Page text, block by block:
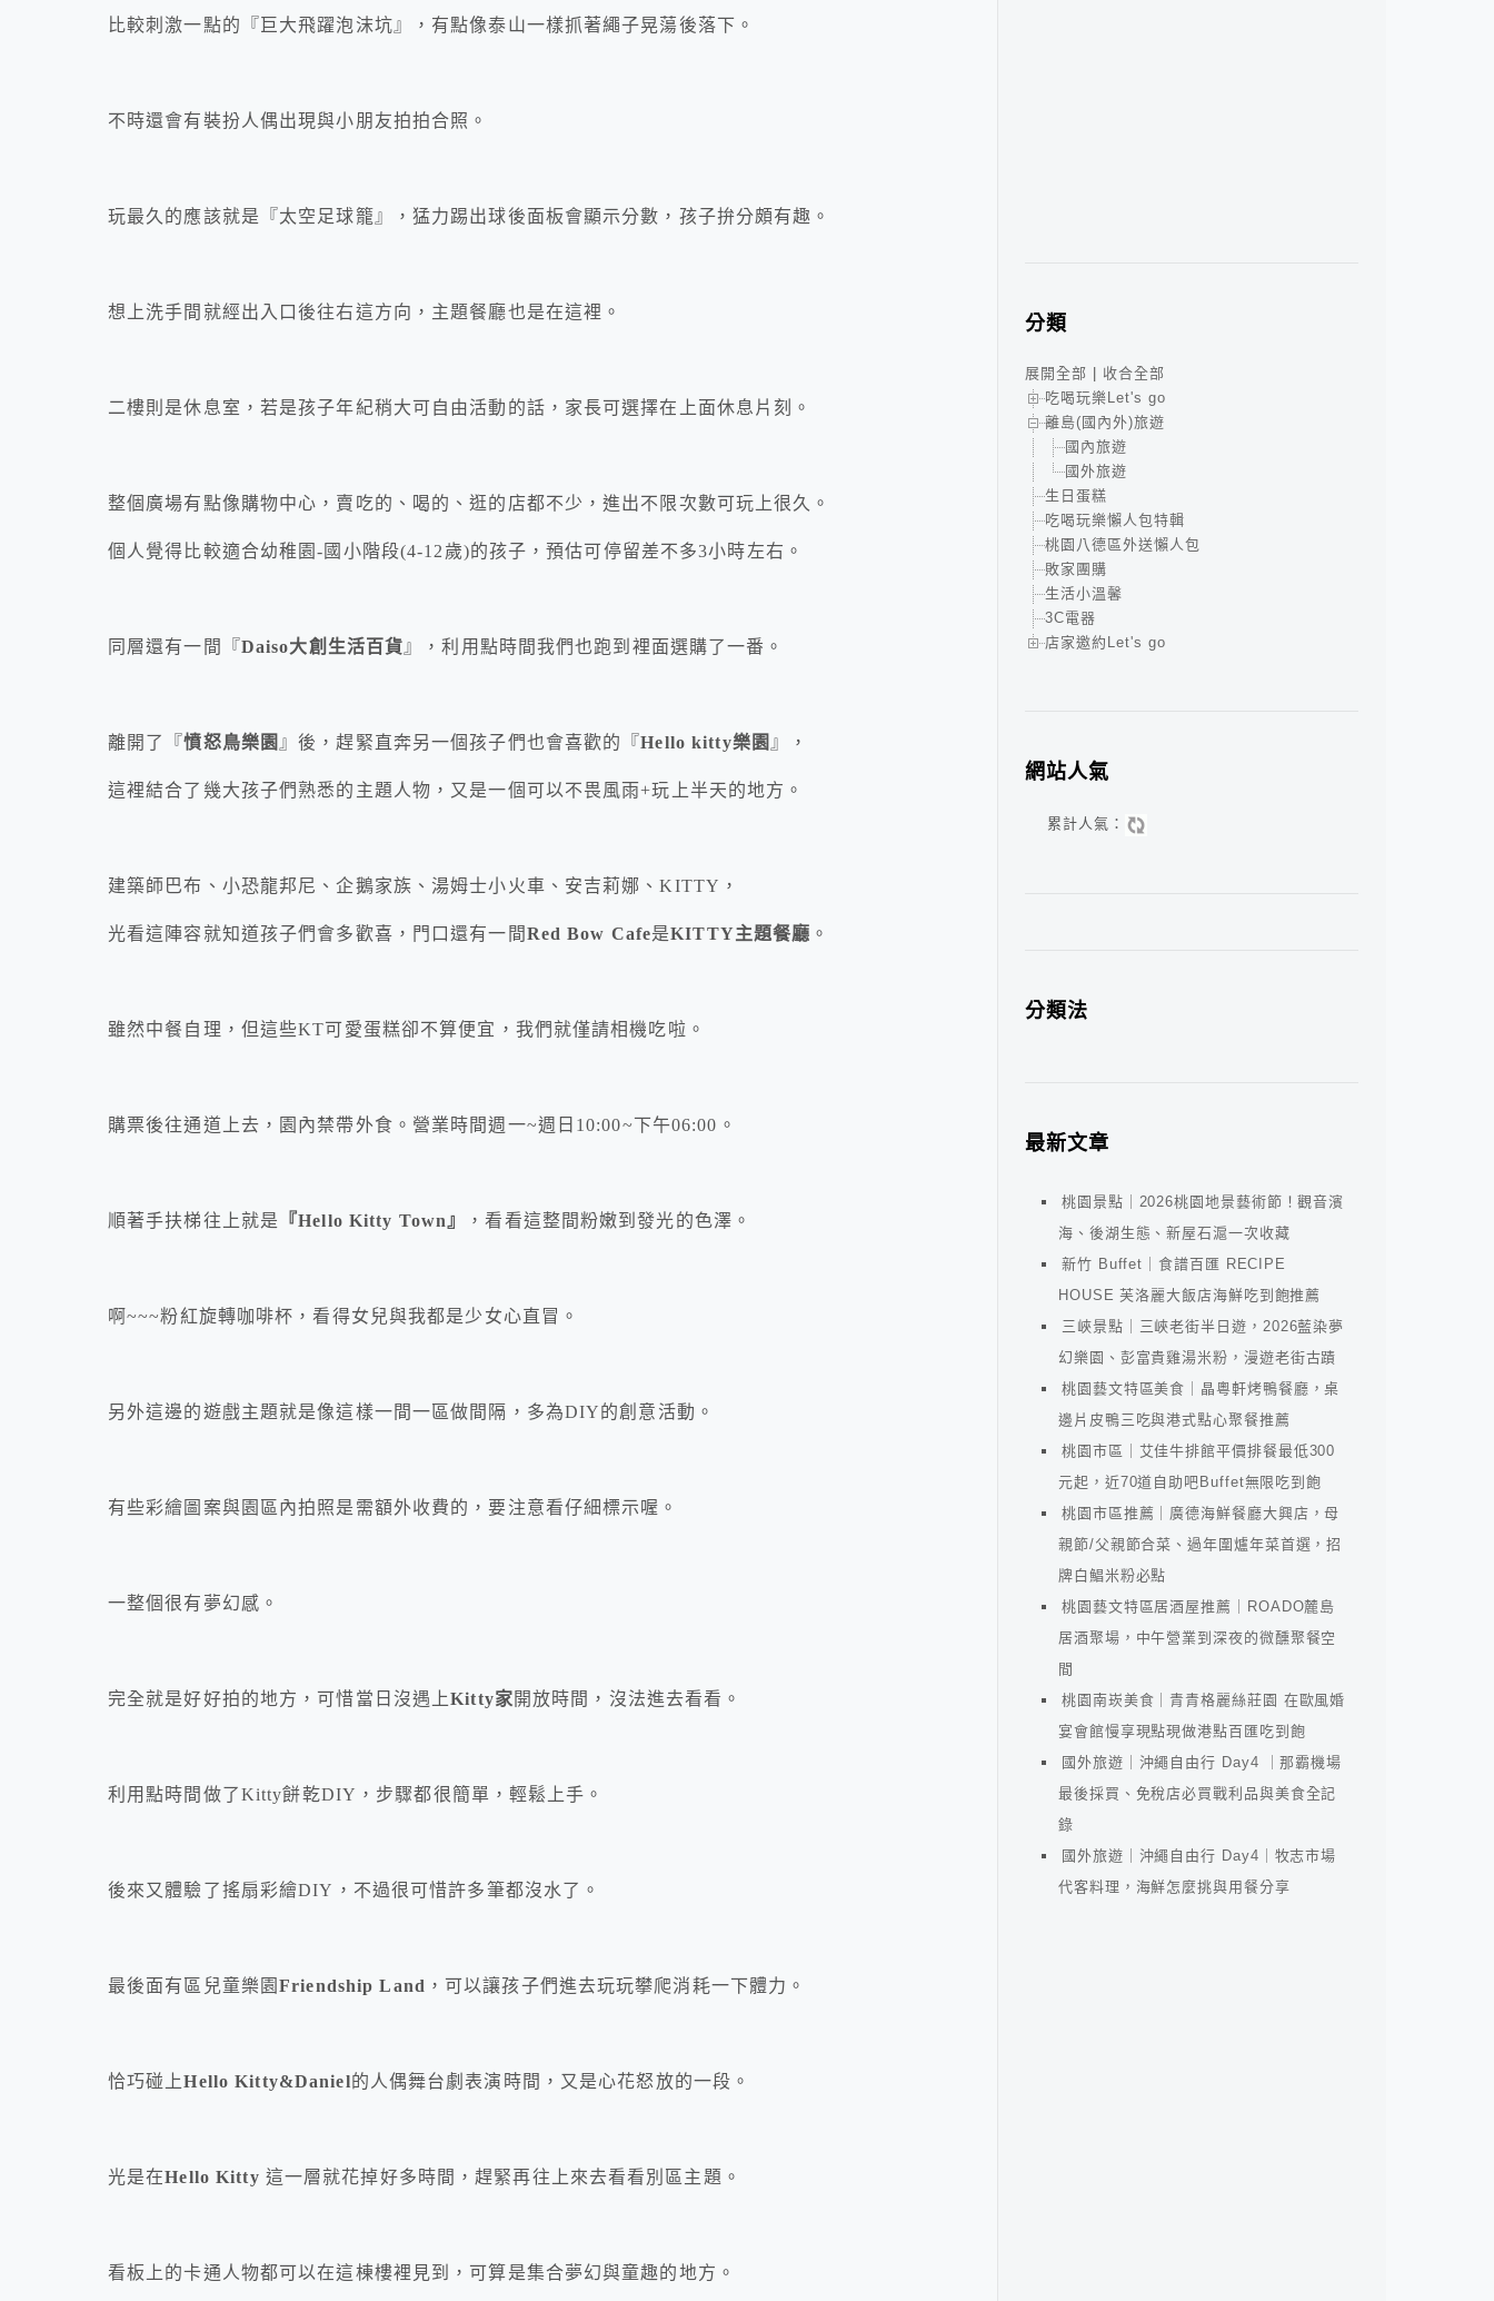
比較刺激一點的『巨大飛躍泡沫坑』，有點像泰山一樣抓著繩子晃蕩後落下。
不時還會有裝扮人偶出現與小朋友拍拍合照。
玩最久的應該就是『太空足球籠』，猛力踢出球後面板會顯示分數，孩子拚分頗有趣。
想上洗手間就經出入口後往右這方向，主題餐廳也是在這裡。
二樓則是休息室，若是孩子年紀稍大可自由活動的話，家長可選擇在上面休息片刻。
整個廣場有點像購物中心，賣吃的、喝的、逛的店都不少，進出不限次數可玩上很久。
個人覺得比較適合幼稚園-國小階段(4-12歲)的孩子，預估可停留差不多3小時左右。
同層還有一間『Daiso大創生活百貨 』，利用點時間我們也跑到裡面選購了一番。
離開了『憤怒鳥樂園 』後，趕緊直奔另一個孩子們也會喜歡的『Hello kitty樂園 』，
這裡結合了幾大孩子們熟悉的主題人物，又是一個可以不畏風雨+玩上半天的地方。
建築師巴布、小恐龍邦尼、企鵝家族、湯姆士小火車、安吉莉娜、KITTY，
光看這陣容就知道孩子們會多歡喜，門口還有一間Red Bow Cafe是KITTY主題餐廳 。
雖然中餐自理，但這些KT可愛蛋糕卻不算便宜，我們就僅請相機吃啦。
購票後往通道上去，園內禁帶外食。營業時間週一~週日10:00~下午06:00。
順著手扶梯往上就是 『Hello Kitty Town』 ，看看這整間粉嫩到發光的色澤。
啊~~~粉紅旋轉咖啡杯，看得女兒與我都是少女心直冒。
另外這邊的遊戲主題就是像這樣一間一區做間隔，多為DIY的創意活動。
有些彩繪圖案與園區內拍照是需額外收費的，要注意看仔細標示喔。
一整個很有夢幻感。
完全就是好好拍的地方，可惜當日沒遇上Kitty家開放時間，沒法進去看看。
利用點時間做了Kitty餅乾DIY，步驟都很簡單，輕鬆上手。
後來又體驗了搖扇彩繪DIY，不過很可惜許多筆都沒水了。
最後面有區兒童樂園Friendship Land ，可以讓孩子們進去玩玩攀爬消耗一下體力。
恰巧碰上Hello Kitty&Daniel的人偶舞台劇表演時間，又是心花怒放的一段。
光是在Hello Kitty 這一層就花掉好多時間，趕緊再往上來去看看別區主題。
看板上的卡通人物都可以在這棟樓裡見到，可算是集合夢幻與童趣的地方。
分類
展開全部
收合全部
吃喝玩樂Let's go
離島(國內外)旅遊
國內旅遊
國外旅遊
生日蛋糕
吃喝玩樂懶人包特輯
桃園八德區外送懶人包
敗家團購
生活小溫馨
3C電器
店家邀約Let's go
網站人氣
累計人氣：
分類法
最新文章
桃園景點｜2026桃園地景藝術節！觀音濱
海、後湖生態、新屋石滬一次收藏
新竹 Buffet｜食譜百匯 RECIPE
HOUSE 芙洛麗大飯店海鮮吃到飽推薦
三峽景點｜三峽老街半日遊，2026藍染夢
幻樂園、彭富貴雞湯米粉，漫遊老街古蹟
桃園藝文特區美食｜晶粵軒烤鴨餐廳，桌
邊片皮鴨三吃與港式點心聚餐推薦
桃園市區｜艾佳牛排館平價排餐最低300
元起，近70道自助吧Buffet無限吃到飽
桃園市區推薦｜廣德海鮮餐廳大興店，母
親節/父親節合菜、過年圍爐年菜首選，招
牌白鯧米粉必點
桃園藝文特區居酒屋推薦｜ROADO麓島
居酒聚場，中午營業到深夜的微醺聚餐空
間
桃園南崁美食｜青青格麗絲莊園 在歐風婚
宴會館慢享現點現做港點百匯吃到飽
國外旅遊｜沖繩自由行 Day4 ｜那霸機場
最後採買、免稅店必買戰利品與美食全記
錄
國外旅遊｜沖繩自由行 Day4｜牧志市場
代客料理，海鮮怎麼挑與用餐分享